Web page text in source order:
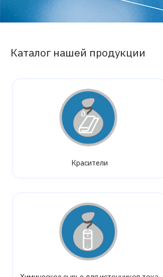
Каталог нашей продукции
Красители